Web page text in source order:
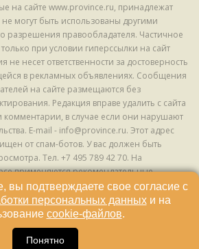
на сайте www.province.ru, принадлежат
могут быть использованы другими
разрешения правообладателя. Частичное
при условии гиперссылки на сайт
не несет ответственности за достоверность
в рекламных объявлениях. Сообщения
на сайте размещаются без
Редакция вправе удалить с сайта
в случае если они нарушают
E-mail - info@province.ru. Этот адрес
от спам-ботов. У вас должен быть
Tел. +7 495 789 42 70. На
применяются рекомендательные
технологии предоставления
систематизации и анализа сведений,
пользователей сети "Интернет",
Российской Федерации) © ООО ИД
вы подтверждаете свое согласие с
персональных данныхи на
cookie-файлов.
Понятно